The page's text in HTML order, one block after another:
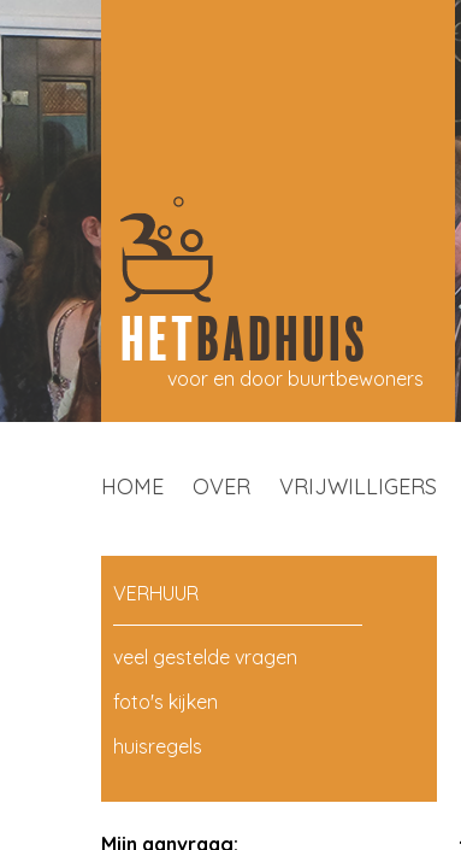
HETBADHUIS
voor en door buurtbewoners
HOME OVER VRIJWILLIGERS
VERHUUR
veel gestelde vragen
foto's kijken
huisregels
Mijn aanvraag: